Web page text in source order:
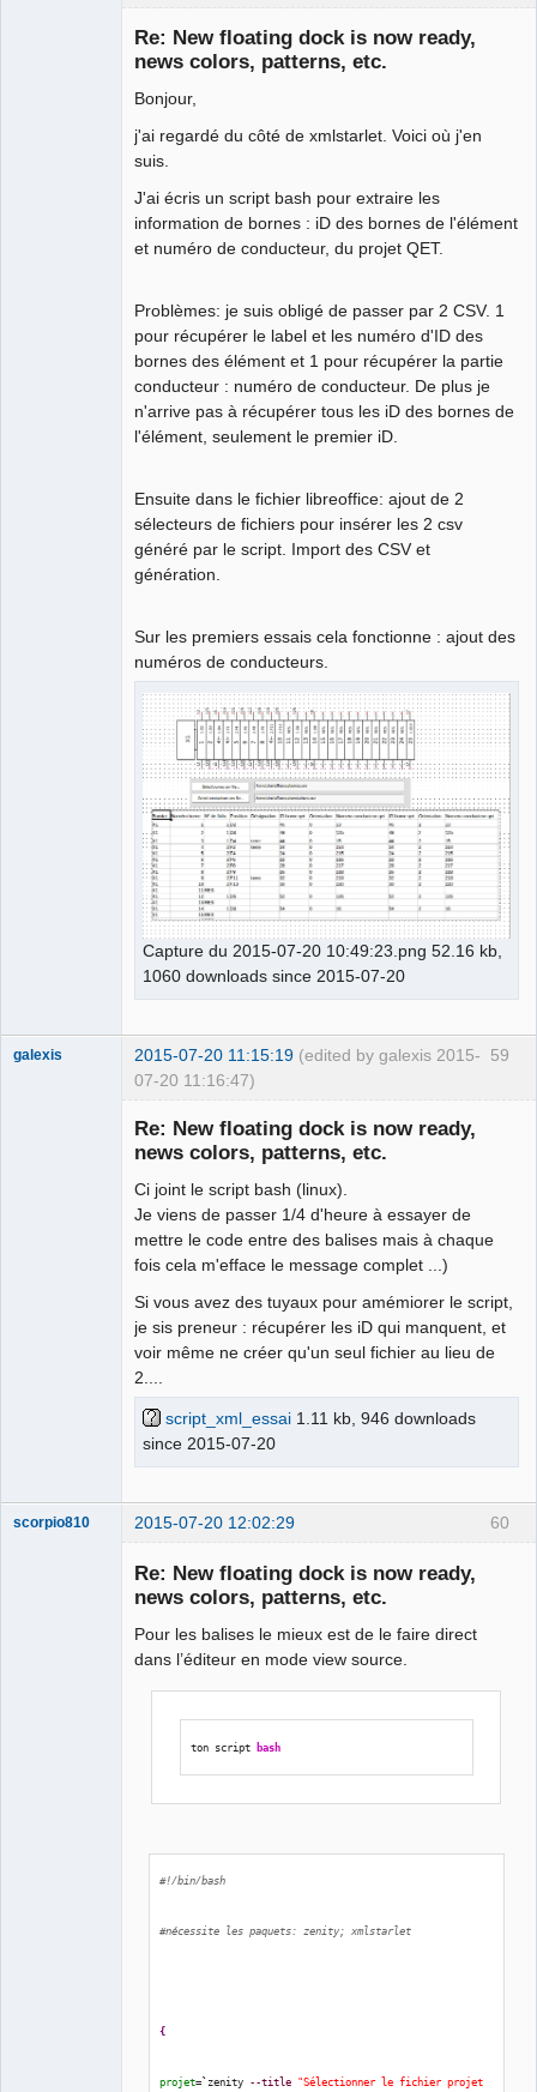
Re: New floating dock is now ready,
news colors, patterns, etc.
Bonjour,
j'ai regardé du côté de xmlstarlet. Voici où j'en
suis.
J'ai écris un script bash pour extraire les
information de bornes : iD des bornes de l'élément
et numéro de conducteur, du projet QET.
Problèmes: je suis obligé de passer par 2 CSV. 1
pour récupérer le label et les numéro d'ID des
bornes des élément et 1 pour récupérer la partie
conducteur : numéro de conducteur. De plus je
n'arrive pas à récupérer tous les iD des bornes de
l'élément, seulement le premier iD.
Ensuite dans le fichier libreoffice: ajout de 2
sélecteurs de fichiers pour insérer les 2 csv
généré par le script. Import des CSV et
génération.
Sur les premiers essais cela fonctionne : ajout des
numéros de conducteurs.
Capture du 2015-07-20 10:49:23.png 52.16 kb,
1060 downloads since 2015-07-20
59
galexis 2015-07-20 11:15:19 (edited by galexis 2015-
07-20 11:16:47)
Re: New floating dock is now ready,
news colors, patterns, etc.
Ci joint le script bash (linux).
Je viens de passer 1/4 d'heure à essayer de
mettre le code entre des balises mais à chaque
fois cela m'efface le message complet ...)
Si vous avez des tuyaux pour amémiorer le script,
je sis preneur : récupérer les iD qui manquent, et
voir même ne créer qu'un seul fichier au lieu de
2....
script_xml_essai 1.11 kb, 946 downloads
since 2015-07-20
60
scorpio810 2015-07-20 12:02:29
Re: New floating dock is now ready,
news colors, patterns, etc.
Pour les balises le mieux est de le faire direct
dans l’éditeur en mode view source.
ton script bash
#!/bin/bash
#nécessite les paquets: zenity; xmlstarlet
{
projet=`zenity --title "Sélectionner le fichier projet